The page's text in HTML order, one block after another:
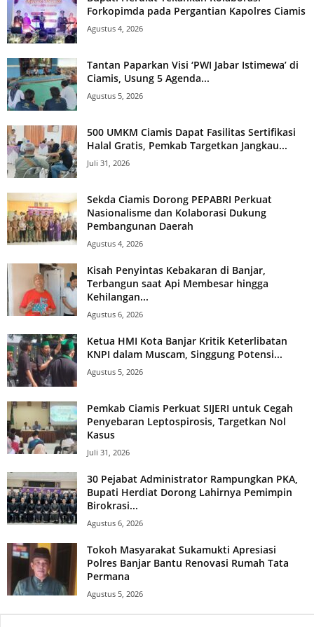
Forkopimda pada Pergantian Kapolres Ciamis
Agustus 4, 2026
Tantan Paparkan Visi ‘PWI Jabar Istimewa’ di
Ciamis, Usung 5 Agenda...
Agustus 5, 2026
500 UMKM Ciamis Dapat Fasilitas Sertifikasi
Halal Gratis, Pemkab Targetkan Jangkau...
Juli 31, 2026
Sekda Ciamis Dorong PEPABRI Perkuat
Nasionalisme dan Kolaborasi Dukung
Pembangunan Daerah
Agustus 4, 2026
Kisah Penyintas Kebakaran di Banjar,
Terbangun saat Api Membesar hingga
Kehilangan...
Agustus 6, 2026
Ketua HMI Kota Banjar Kritik Keterlibatan
KNPI dalam Muscam, Singgung Potensi...
Agustus 5, 2026
Pemkab Ciamis Perkuat SIJERI untuk Cegah
Penyebaran Leptospirosis, Targetkan Nol
Kasus
Juli 31, 2026
30 Pejabat Administrator Rampungkan PKA,
Bupati Herdiat Dorong Lahirnya Pemimpin
Birokrasi...
Agustus 6, 2026
Tokoh Masyarakat Sukamukti Apresiasi
Polres Banjar Bantu Renovasi Rumah Tata
Permana
Agustus 5, 2026